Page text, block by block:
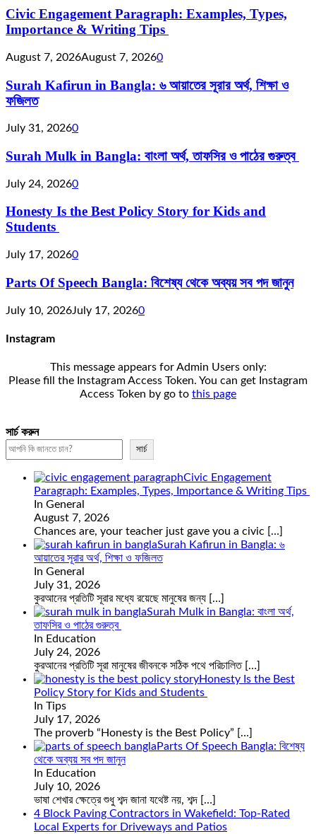
Civic Engagement Paragraph: Examples, Types,
Importance & Writing Tips
August 7, 2026August 7, 20260
Surah Kafirun in Bangla: ৬ আয়াতের সূরার অর্থ, শিক্ষা ও
ফজিলত
July 31, 20260
Surah Mulk in Bangla: বাংলা অর্থ, তাফসির ও পাঠের গুরুত্ব
July 24, 20260
Honesty Is the Best Policy Story for Kids and
Students
July 17, 20260
Parts Of Speech Bangla: বিশেষ্য থেকে অব্যয় সব পদ জানুন
July 10, 2026July 17, 20260
Instagram
This message appears for Admin Users only:
Please fill the Instagram Access Token. You can get Instagram
Access Token by go to this page
সার্চ করুন
সার্চ
Civic Engagement
Paragraph: Examples, Types, Importance & Writing Tips
In General
August 7, 2026
Chances are, your teacher just gave you a civic […]
Surah Kafirun in Bangla: ৬
আয়াতের সূরার অর্থ, শিক্ষা ও ফজিলত
In General
July 31, 2026
কুরআনের প্রতিটি সূরার মধ্যে রয়েছে মানুষের জন্য […]
Surah Mulk in Bangla: বাংলা অর্থ,
তাফসির ও পাঠের গুরুত্ব
In Education
July 24, 2026
কুরআনের প্রতিটি সূরা মানুষের জীবনকে সঠিক পথে পরিচালিত […]
Honesty Is the Best
Policy Story for Kids and Students
In Tips
July 17, 2026
The proverb “Honesty is the Best Policy” […]
Parts Of Speech Bangla: বিশেষ্য
থেকে অব্যয় সব পদ জানুন
In Education
July 10, 2026
ভাষা শেখার ক্ষেত্রে শুধু শব্দ জানা যথেষ্ট নয়, শব্দ […]
4 Block Paving Contractors in Wakefield: Top-Rated
Local Experts for Driveways and Patios